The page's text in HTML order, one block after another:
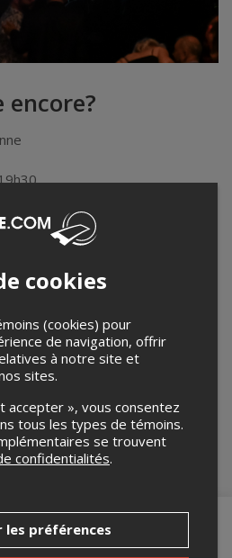
encore?
,QC,Canada
de mandataire pourStéphane Caron
ligne et la vente de billets pour ses
Stéphane Caron, à
.
cookies
(cookies) pour
de navigation, offrir
à notre site et
sites.
accepter », vous consentez
tous les types de témoins.
se trouvent
confidentialités.
les préférences